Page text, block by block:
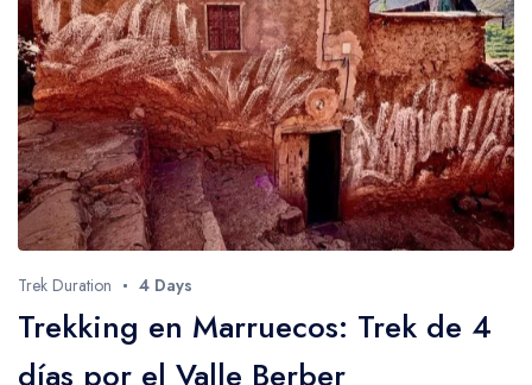
Trek Duration 4 Days
Trekking en Marruecos: Trek de 4
días por el Valle Berber